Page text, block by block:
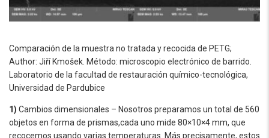
Comparación de la muestra no tratada y recocida de PETG;
Author: Jiří Kmošek. Método: microscopio electrónico de barrido.
Laboratorio de la facultad de restauración químico-tecnológica,
Universidad de Pardubice
1) Cambios dimensionales – Nosotros preparamos un total de 560
objetos en forma de prismas,cada uno mide 80×10×4 mm, que
recocemos usando varias temperaturas. Más precisamente, estos